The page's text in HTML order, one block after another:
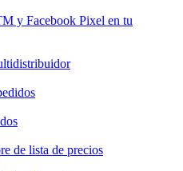
y Facebook Pixel en tu
de lista de precios